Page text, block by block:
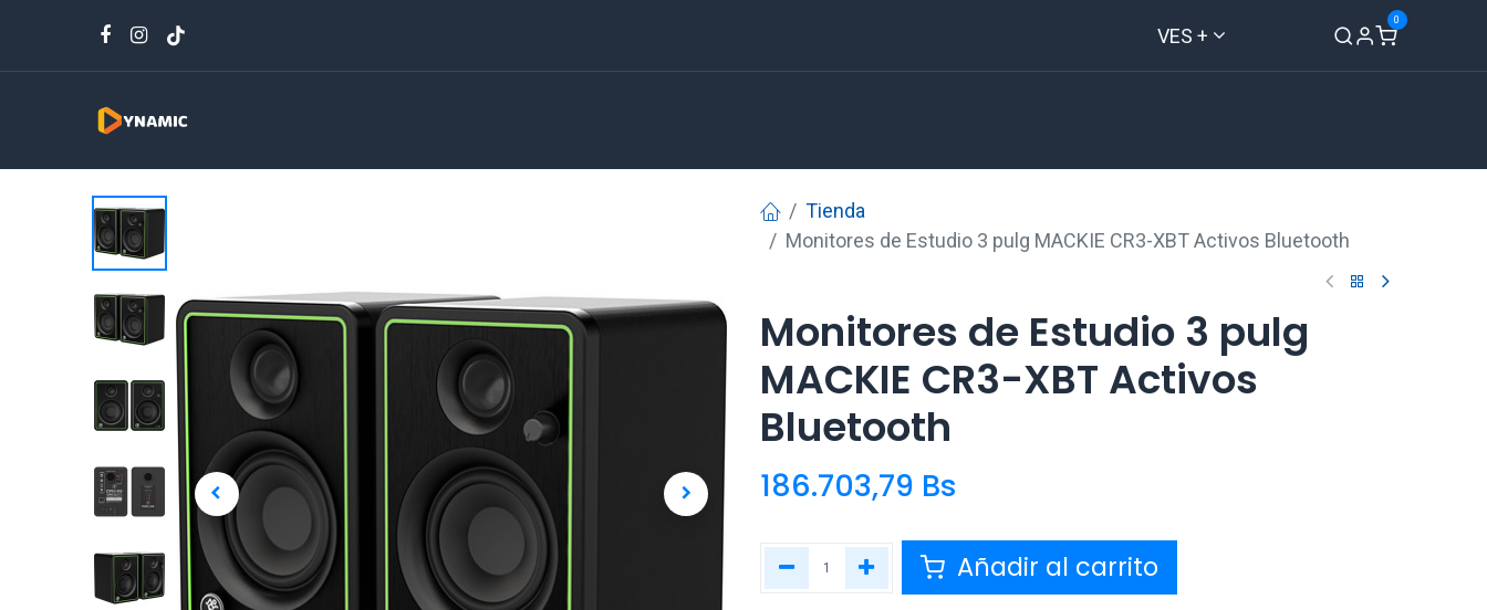
VES +
0
Tienda
Monitores de Estudio 3 pulg MACKIE CR3-XBT Activos Bluetooth
Monitores de Estudio 3 pulg
MACKIE CR3-XBT Activos
Bluetooth
186.703,79 Bs
Añadir al carrito